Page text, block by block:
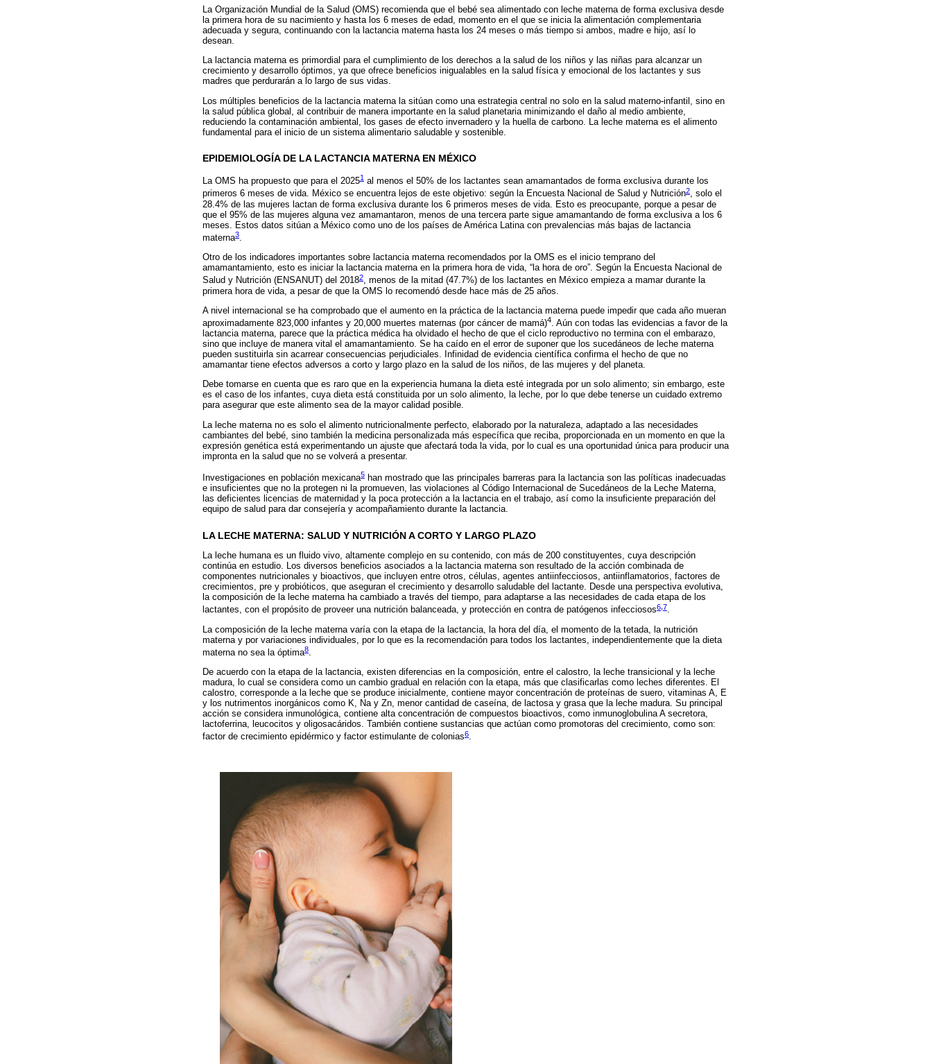
La Organización Mundial de la Salud (OMS) recomienda que el bebé sea alimentado con leche materna de forma exclusiva desde
la primera hora de su nacimiento y hasta los 6 meses de edad, momento en el que se inicia la alimentación complementaria
adecuada y segura, continuando con la lactancia materna hasta los 24 meses o más tiempo si ambos, madre e hijo, así lo
desean.
La lactancia materna es primordial para el cumplimiento de los derechos a la salud de los niños y las niñas para alcanzar un
crecimiento y desarrollo óptimos, ya que ofrece beneficios inigualables en la salud física y emocional de los lactantes y sus
madres que perdurarán a lo largo de sus vidas.
Los múltiples beneficios de la lactancia materna la sitúan como una estrategia central no solo en la salud materno-infantil, sino en
la salud pública global, al contribuir de manera importante en la salud planetaria minimizando el daño al medio ambiente,
reduciendo la contaminación ambiental, los gases de efecto invernadero y la huella de carbono. La leche materna es el alimento
fundamental para el inicio de un sistema alimentario saludable y sostenible.
EPIDEMIOLOGÍA DE LA LACTANCIA MATERNA EN MÉXICO
La OMS ha propuesto que para el 20251 al menos el 50% de los lactantes sean amamantados de forma exclusiva durante los
primeros 6 meses de vida. México se encuentra lejos de este objetivo: según la Encuesta Nacional de Salud y Nutrición2, solo el
28.4% de las mujeres lactan de forma exclusiva durante los 6 primeros meses de vida. Esto es preocupante, porque a pesar de
que el 95% de las mujeres alguna vez amamantaron, menos de una tercera parte sigue amamantando de forma exclusiva a los 6
meses. Estos datos sitúan a México como uno de los países de América Latina con prevalencias más bajas de lactancia
materna3.
Otro de los indicadores importantes sobre lactancia materna recomendados por la OMS es el inicio temprano del
amamantamiento, esto es iniciar la lactancia materna en la primera hora de vida, “la hora de oro”. Según la Encuesta Nacional de
Salud y Nutrición (ENSANUT) del 20182, menos de la mitad (47.7%) de los lactantes en México empieza a mamar durante la
primera hora de vida, a pesar de que la OMS lo recomendó desde hace más de 25 años.
A nivel internacional se ha comprobado que el aumento en la práctica de la lactancia materna puede impedir que cada año mueran
aproximadamente 823,000 infantes y 20,000 muertes maternas (por cáncer de mamá)4. Aún con todas las evidencias a favor de la
lactancia materna, parece que la práctica médica ha olvidado el hecho de que el ciclo reproductivo no termina con el embarazo,
sino que incluye de manera vital el amamantamiento. Se ha caído en el error de suponer que los sucedáneos de leche materna
pueden sustituirla sin acarrear consecuencias perjudiciales. Infinidad de evidencia científica confirma el hecho de que no
amamantar tiene efectos adversos a corto y largo plazo en la salud de los niños, de las mujeres y del planeta.
Debe tomarse en cuenta que es raro que en la experiencia humana la dieta esté integrada por un solo alimento; sin embargo, este
es el caso de los infantes, cuya dieta está constituida por un solo alimento, la leche, por lo que debe tenerse un cuidado extremo
para asegurar que este alimento sea de la mayor calidad posible.
La leche materna no es solo el alimento nutricionalmente perfecto, elaborado por la naturaleza, adaptado a las necesidades
cambiantes del bebé, sino también la medicina personalizada más específica que reciba, proporcionada en un momento en que la
expresión genética está experimentando un ajuste que afectará toda la vida, por lo cual es una oportunidad única para producir una
impronta en la salud que no se volverá a presentar.
Investigaciones en población mexicana5 han mostrado que las principales barreras para la lactancia son las políticas inadecuadas
e insuficientes que no la protegen ni la promueven, las violaciones al Código Internacional de Sucedáneos de la Leche Materna,
las deficientes licencias de maternidad y la poca protección a la lactancia en el trabajo, así como la insuficiente preparación del
equipo de salud para dar consejería y acompañamiento durante la lactancia.
LA LECHE MATERNA: SALUD Y NUTRICIÓN A CORTO Y LARGO PLAZO
La leche humana es un fluido vivo, altamente complejo en su contenido, con más de 200 constituyentes, cuya descripción
continúa en estudio. Los diversos beneficios asociados a la lactancia materna son resultado de la acción combinada de
componentes nutricionales y bioactivos, que incluyen entre otros, células, agentes antiinfecciosos, antiinflamatorios, factores de
crecimientos, pre y probióticos, que aseguran el crecimiento y desarrollo saludable del lactante. Desde una perspectiva evolutiva,
la composición de la leche materna ha cambiado a través del tiempo, para adaptarse a las necesidades de cada etapa de los
lactantes, con el propósito de proveer una nutrición balanceada, y protección en contra de patógenos infecciosos6 7.
La composición de la leche materna varía con la etapa de la lactancia, la hora del día, el momento de la tetada, la nutrición
materna y por variaciones individuales, por lo que es la recomendación para todos los lactantes, independientemente que la dieta
materna no sea la óptima8.
De acuerdo con la etapa de la lactancia, existen diferencias en la composición, entre el calostro, la leche transicional y la leche
madura, lo cual se considera como un cambio gradual en relación con la etapa, más que clasificarlas como leches diferentes. El
calostro, corresponde a la leche que se produce inicialmente, contiene mayor concentración de proteínas de suero, vitaminas A, E
y los nutrimentos inorgánicos como K, Na y Zn, menor cantidad de caseína, de lactosa y grasa que la leche madura. Su principal
acción se considera inmunológica, contiene alta concentración de compuestos bioactivos, como inmunoglobulina A secretora,
lactoferrina, leucocitos y oligosacáridos. También contiene sustancias que actúan como promotoras del crecimiento, como son:
factor de crecimiento epidérmico y factor estimulante de colonias6.